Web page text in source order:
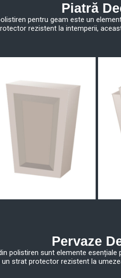
Piatră
pentru geam este un
rezistent la intemperii,
Pervaze
polistiren sunt elemente
un strat protector rezistent la